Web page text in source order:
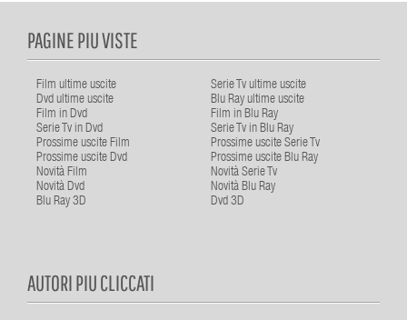
PAGINE PIU VISTE
Film ultime uscite
Serie Tv ultime uscite
Dvd ultime uscite
Blu Ray ultime uscite
Film in Dvd
Film in Blu Ray
Serie Tv in Dvd
Serie Tv in Blu Ray
Prossime uscite Film
Prossime uscite Serie Tv
Prossime uscite Dvd
Prossime uscite Blu Ray
Novità Film
Novità Serie Tv
Novità Dvd
Novità Blu Ray
Blu Ray 3D
Dvd 3D
AUTORI PIU CLICCATI